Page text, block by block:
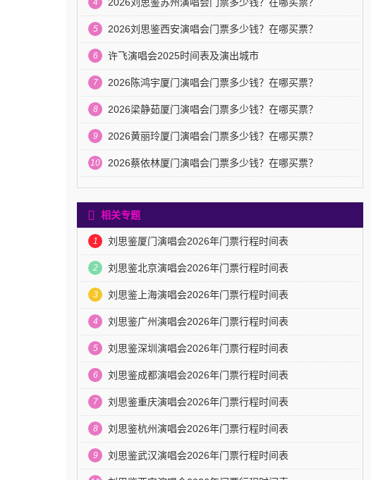
4
5 2026刘思鉴西安演唱会门票多少钱？在哪买票？
6 许飞演唱会2025时间表及演出城市
7 2026陈鸿宇厦门演唱会门票多少钱？在哪买票？
8 2026梁静茹厦门演唱会门票多少钱？在哪买票？
9 2026黄丽玲厦门演唱会门票多少钱？在哪买票？
10 2026蔡依林厦门演唱会门票多少钱？在哪买票？
相关专题
1 刘思鉴厦门演唱会2026年门票行程时间表
2 刘思鉴北京演唱会2026年门票行程时间表
3 刘思鉴上海演唱会2026年门票行程时间表
4 刘思鉴广州演唱会2026年门票行程时间表
5 刘思鉴深圳演唱会2026年门票行程时间表
6 刘思鉴成都演唱会2026年门票行程时间表
7 刘思鉴重庆演唱会2026年门票行程时间表
8 刘思鉴杭州演唱会2026年门票行程时间表
9 刘思鉴武汉演唱会2026年门票行程时间表